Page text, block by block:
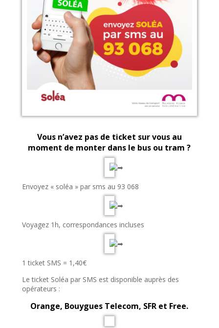
Vous n’avez pas de ticket sur vous au
moment de monter dans le bus ou tram ?
Envoyez « soléa » par sms au 93 068
Voyagez 1h, correspondances incluses
1 ticket SMS = 1,40€
Le ticket Soléa par SMS est disponible auprès des
opérateurs :
Orange, Bouygues Telecom, SFR et Free.